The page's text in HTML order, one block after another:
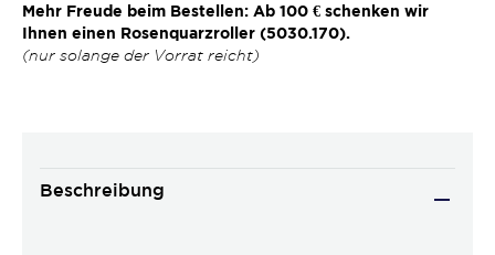
Mehr Freude beim Bestellen: Ab 100 € schenken wir
Ihnen einen Rosenquarzroller (5030.170).
(nur solange der Vorrat reicht)
Beschreibung